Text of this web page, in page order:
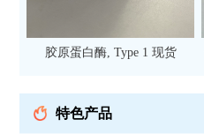
胶原蛋白酶, Type 1 现货
特色产品